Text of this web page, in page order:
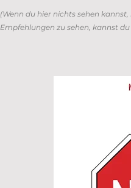
(Wenn du hier nichts sehen
Empfehlungen zu sehen, kannst